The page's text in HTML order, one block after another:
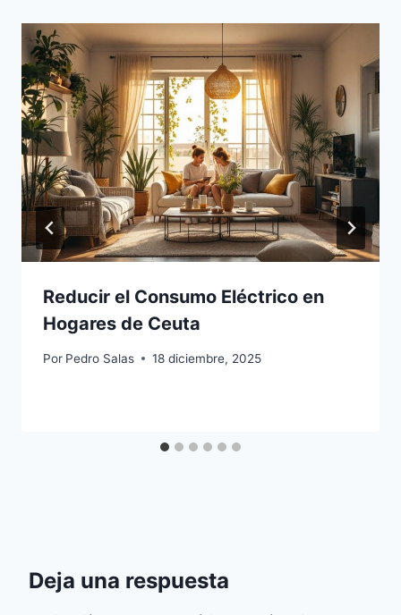
Reducir el Consumo Eléctrico en
Hogares de Ceuta
Por Pedro Salas 18 diciembre, 2025
Deja una respuesta